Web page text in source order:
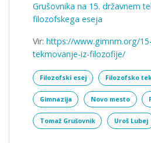
Grušovnika na 15. državnem
filozofskega eseja
Vir: https://www.gimnm.org/
tekmovanje-iz-filozofije/
Filozofski esej Filozofsko
Gimnazija Novo mesto
Tomaž Grušovnik Uroš Lubej